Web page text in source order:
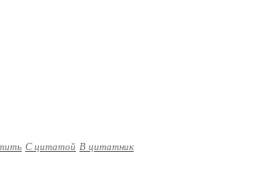
С цитатой В цитатник